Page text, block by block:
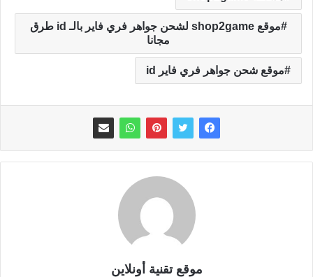
موقع shop2game لشحن جواهر فري فاير بالـ id طرق
مجانا
موقع شحن جواهر فري فاير id
موقع تقنية أونلاين